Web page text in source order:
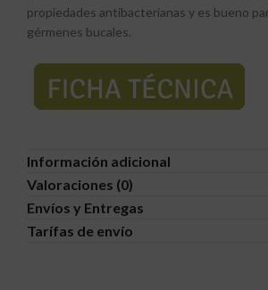
propiedades antibacterianas y es bueno
gérmenes bucales.
Información adicional
Valoraciones (0)
Envíos y Entregas
Tarífas de envío